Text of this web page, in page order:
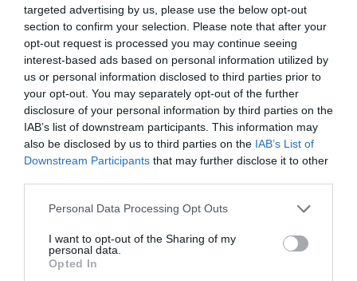
targeted advertising by us, please use the below opt-out
section to confirm your selection. Please note that after your
opt-out request is processed you may continue seeing
interest-based ads based on personal information utilized by
us or personal information disclosed to third parties prior to
your opt-out. You may separately opt-out of the further
disclosure of your personal information by third parties on the
IAB’s list of downstream participants. This information may
also be disclosed by us to third parties on the IAB’s List of
Downstream Participants that may further disclose it to other
Please note that this website/app uses one or more Google
not limited to your visit or usage behaviour. You may click to
grant or deny consent to Google and its third-party tags to
use your data for below specified purposes in below Google
Personal Data Processing Opt Outs
I want to opt-out of the Sharing of my
personal data.
Opted In
«Φώτισε» το Κίεβο μετά από χτύπημα με
υπερηχητικό 3M22 Zircon: Σοκαρισμένος
Ουκρανός κατέγραψε τη στιγμή (βίντεο)